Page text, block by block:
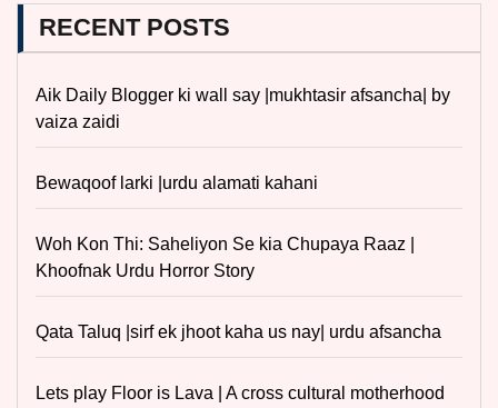
RECENT POSTS
Aik Daily Blogger ki wall say |mukhtasir afsancha| by
vaiza zaidi
Bewaqoof larki |urdu alamati kahani
Woh Kon Thi: Saheliyon Se kia Chupaya Raaz |
Khoofnak Urdu Horror Story
Qata Taluq |sirf ek jhoot kaha us nay| urdu afsancha
Lets play Floor is Lava | A cross cultural motherhood